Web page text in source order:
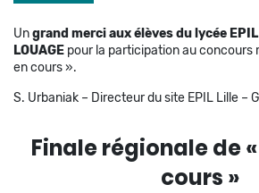
Ungrand merci aux élèves du lycée
LOUAGE pour la participation au concours
en cours ».
S. Urbaniak – Directeur du site EPIL Lille –
Finale régionale de
cours »